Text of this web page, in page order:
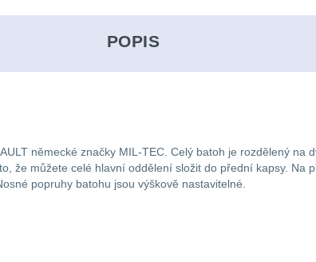
POPIS
německé značky MIL-TEC. Celý batoh je rozdělený na
že můžete celé hlavní oddělení složit do přední kapsy. Na
popruhy batohu jsou výškově nastavitelné.